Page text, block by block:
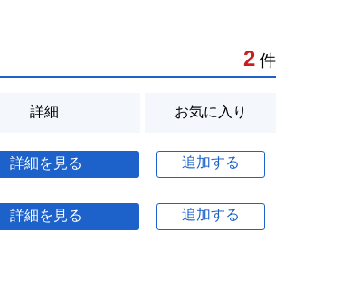
2 件
詳細 お気に入り
詳細を見る 追加する
詳細を見る 追加する